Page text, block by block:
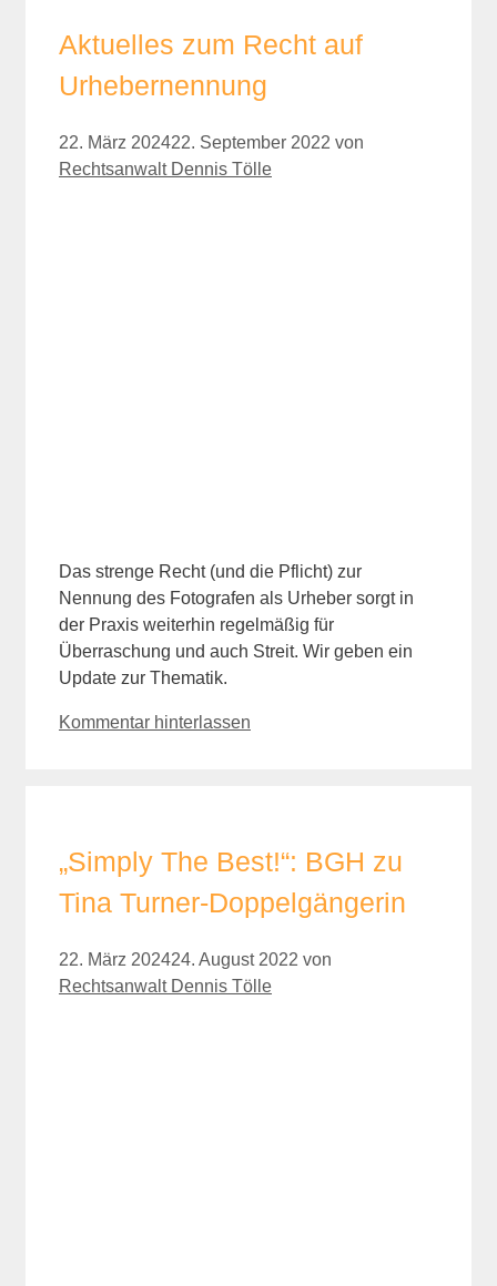
Aktuelles zum Recht auf
Urhebernennung
22. März 202422. September 2022 von
Rechtsanwalt Dennis Tölle
Das strenge Recht (und die Pflicht) zur
Nennung des Fotografen als Urheber sorgt in
der Praxis weiterhin regelmäßig für
Überraschung und auch Streit. Wir geben ein
Update zur Thematik.
Kommentar hinterlassen
„Simply The Best!“: BGH zu
Tina Turner-Doppelgängerin
22. März 202424. August 2022 von
Rechtsanwalt Dennis Tölle